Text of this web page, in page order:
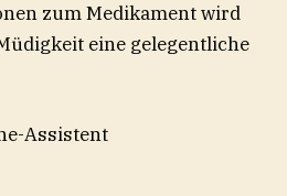
zum Medikament wird
eine gelegentliche
Assistent